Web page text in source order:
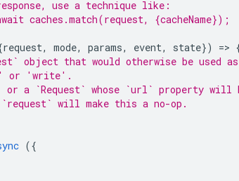
use a technique like:
caches.match(request, {cacheName});
request, mode, params, event, state}) =>
object that would otherwise be used
or 'write'.
a `Request` whose `url` property will
will make this a no-op.
({